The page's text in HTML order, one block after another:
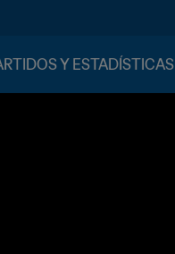
Y ESTADÍSTICAS